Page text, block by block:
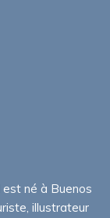
né à Buenos
illustrateur